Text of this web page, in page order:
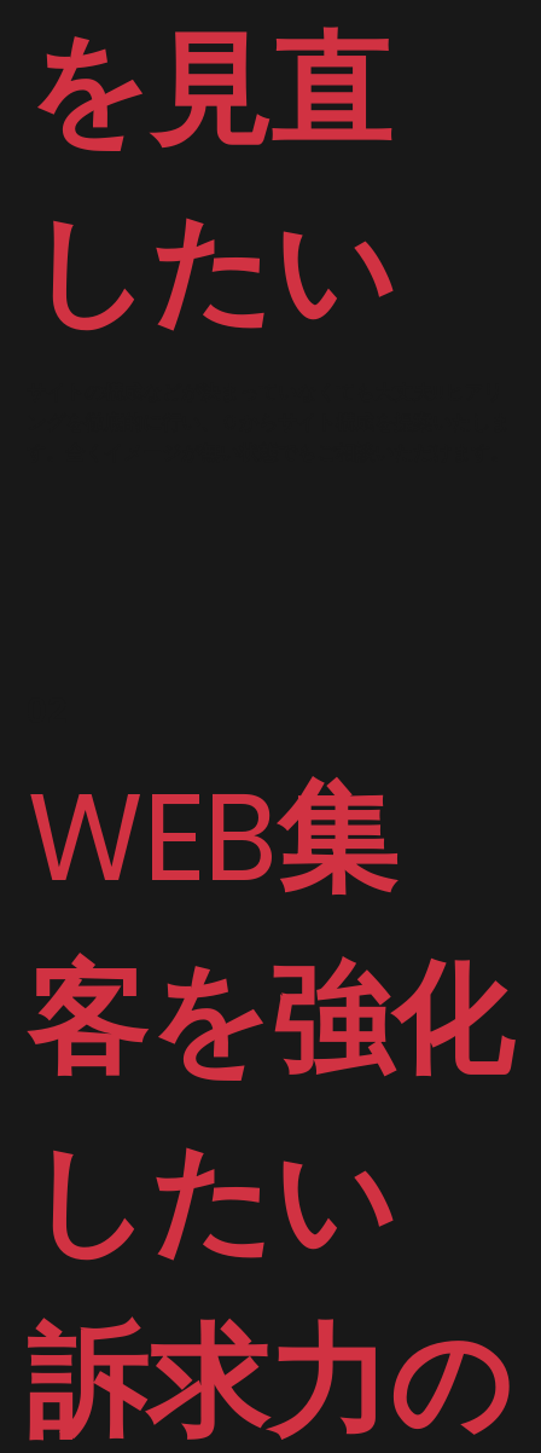
を見直
したい
WEB集
客を強化
したい
​訴求力の